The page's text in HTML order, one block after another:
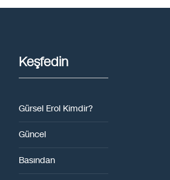
Keşfedin
Gürsel Erol Kimdir?
Güncel
Basından